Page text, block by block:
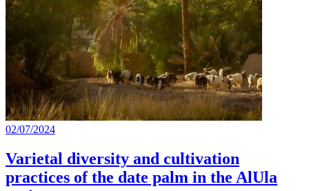
02/07/2024
Varietal diversity and cultivation
practices of the date palm in the AlUla